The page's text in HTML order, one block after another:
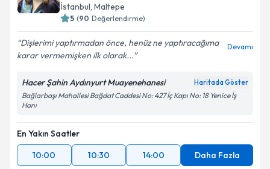
Kişisel verilerimin işlenmesine ilişkinAydınlatma
Metni'ni okudum ve kişisel verilerimin belirtilen
Takvim Talebini Gönder
İstanbul, Maltepe
5 (90 Değerlendirme)
Dişlerimi yaptırmadan önce, henüz ne yaptıracağıma
karar vermemişken ilk olarak...
Devamı
Hacer Şahin Aydınyurt Muayenehanesi Haritada Göster
Bağlarbaşı Mahallesi Bağdat Caddesi No: 427 İç Kapı No: 18 Yenice İş
Hanı
En Yakın Saatler
10:00
10:30 14:00 Daha Fazla